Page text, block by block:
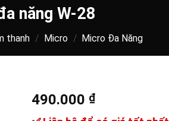
năng W-28
thanh / Micro / Micro Đa Năng
490.000 ₫